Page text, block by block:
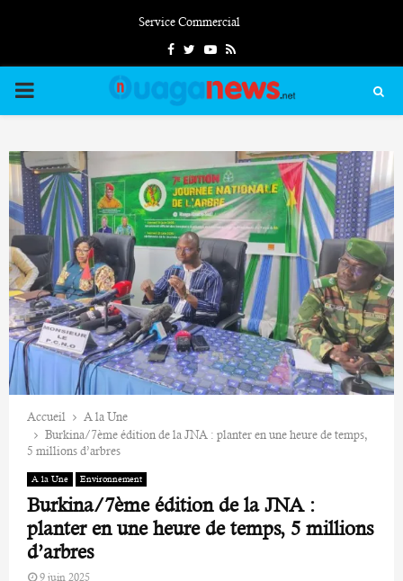
Service Commercial
FacebookTwitterYoutube
Rss
PRIMARY
Accueil
A la Une
Burkina/7ème édition de la JNA : planter en une heure de temps,
5 millions d’arbres
A la Une Environnement
Burkina/7ème édition de la JNA :
planter en une heure de temps, 5 millions
d’arbres
9 juin 2025